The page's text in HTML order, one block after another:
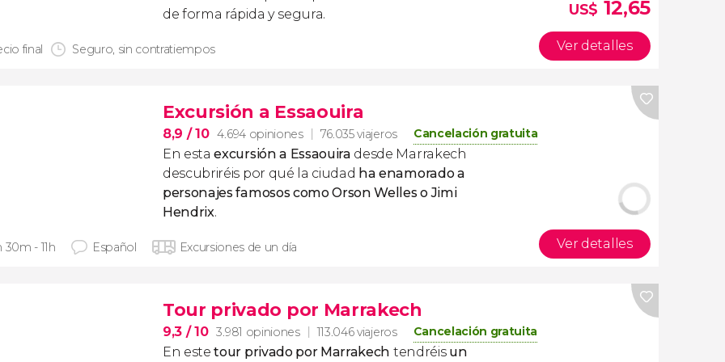
de forma rápida y segura.
final Seguro, sin contratiempos
US$ 12,65
Ver detalles
Excursión a Essaouira
8,9 / 10 4.694 opiniones 76.035 viajeros Cancelación gratuita
En estaexcursión a Essaouira desde Marrakech
descubriréis por qué la ciudad ha enamorado a
personajes famosos como Orson Welles o Jimi
Hendrix.
30m - 11h Español Excursiones de un día Ver detalles
Tour privado por Marrakech
9,3 / 10 3.981 opiniones 113.046 viajeros Cancelación gratuita
En estetour privado por Marrakech tendréis un